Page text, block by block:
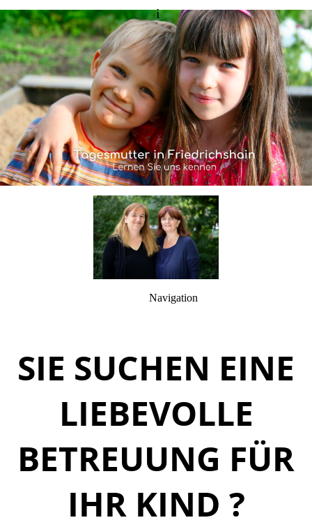
i
Navigation
SIE SUCHEN EINE
LIEBEVOLLE
BETREUUNG FÜR
IHR KIND ?